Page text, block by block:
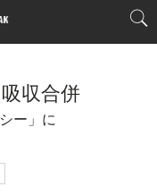
収合併
ー」に